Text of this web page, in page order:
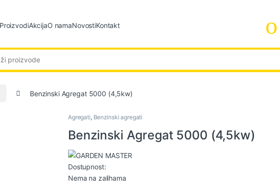
ProizvodiAkcijaO namaNovostiKontakt
Benzinski Agregat 5000 (4,5kw)
Agregati, Benzinski agregati
Benzinski Agregat 5000 (4,5kw)
Dostupnost:
Nema na zalihama